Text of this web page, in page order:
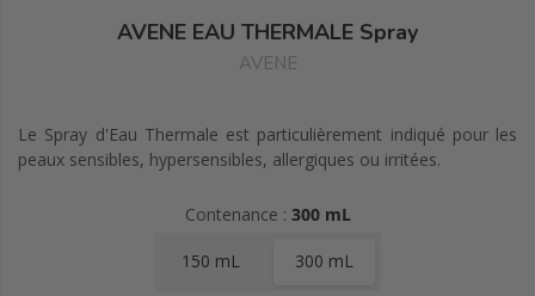
AVENE EAU THERMALE Spray
AVENE
Le Spray d'Eau Thermale est particulièrement indiqué pour les
peaux sensibles, hypersensibles, allergiques ou irritées.
Contenance : 300 mL
150 mL 300 mL